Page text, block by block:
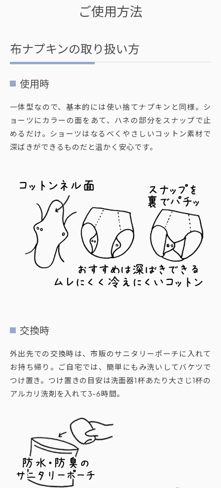
ご使用方法
布ナプキンの取り扱い方
使用時
一体型なので、基本的には使い捨てナプキンと同様。シ
ョーツにカラーの面をあて、ハネの部分をスナップで止
めるだけ。ショーツはなるべくやさしいコットン素材で
深ばきができるものだと温かく安心です。
交換時
外出先での交換時は、市販のサニタリーポーチに入れて
お持ち帰り。ご自宅では、簡単にもみ洗いしてバケツで
つけ置き。つけ置きの目安は洗面器1杯あたり大さじ1杯の
アルカリ洗剤を入れて3-6時間。